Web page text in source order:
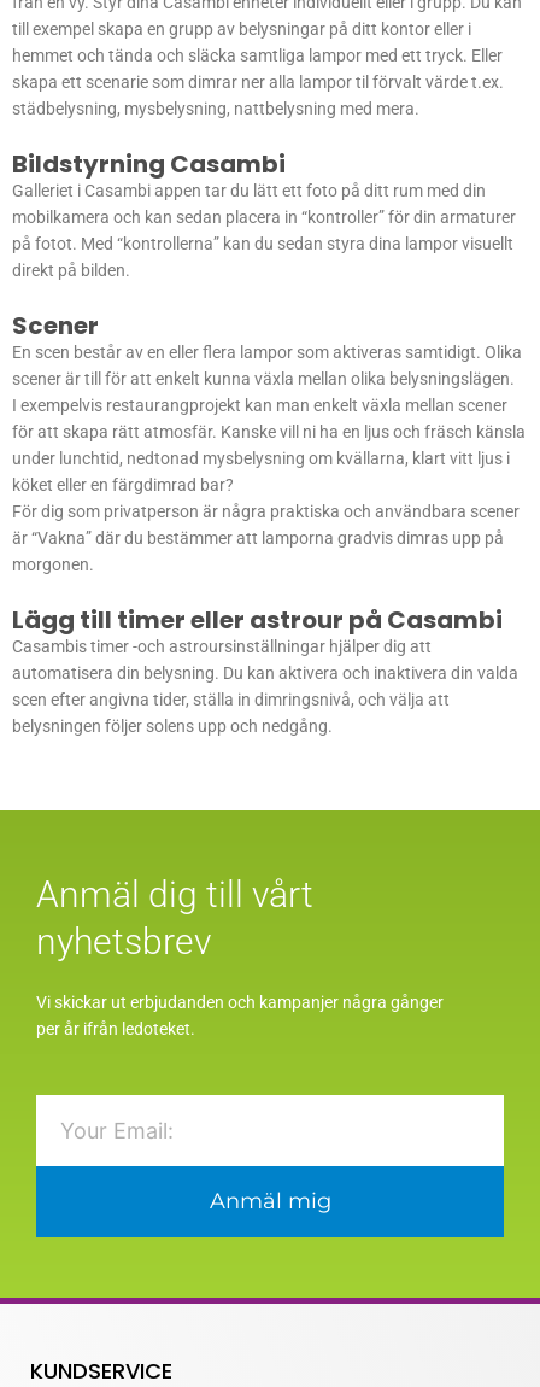
till exempel skapa en grupp av belysningar på ditt kontor eller i
hemmet och tända och släcka samtliga lampor med ett tryck. Eller
skapa ett scenarie som dimrar ner alla lampor til förvalt värde t.ex.
städbelysning, mysbelysning, nattbelysning med mera.
Bildstyrning Casambi
Galleriet i Casambi appen tar du lätt ett foto på ditt rum med din
mobilkamera och kan sedan placera in “kontroller” för din armaturer
på fotot. Med “kontrollerna” kan du sedan styra dina lampor visuellt
direkt på bilden.
Scener
En scen består av en eller flera lampor som aktiveras samtidigt. Olika
scener är till för att enkelt kunna växla mellan olika belysningslägen.
I exempelvis restaurangprojekt kan man enkelt växla mellan scener
för att skapa rätt atmosfär. Kanske vill ni ha en ljus och fräsch känsla
under lunchtid, nedtonad mysbelysning om kvällarna, klart vitt ljus i
köket eller en färgdimrad bar?
För dig som privatperson är några praktiska och användbara scener
är “Vakna” där du bestämmer att lamporna gradvis dimras upp på
morgonen.
Lägg till timer eller astrour på Casambi
Casambis timer -och astroursinställningar hjälper dig att
automatisera din belysning. Du kan aktivera och inaktivera din valda
scen efter angivna tider, ställa in dimringsnivå, och välja att
belysningen följer solens upp och nedgång.
Anmäl dig till vårt
nyhetsbrev
Vi skickar ut erbjudanden och kampanjer några gånger
per år ifrån ledoteket.
Anmäl mig
KUNDSERVICE